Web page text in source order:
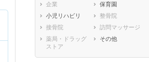
兵庫県
奈良県
鳥取県
島根県
広島県
山口県
徳島県
香川県
愛媛県
企業
保育園
小児リハビリ
整骨院
接骨院
訪問マッサージ
薬局・ドラッグ
ストア
その他